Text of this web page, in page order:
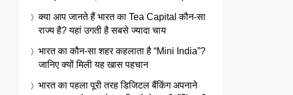
क्या आप जानते हैं भारत का Tea Capital कौन-सा
राज्य है? यहां उगती है सबसे ज्यादा चाय
भारत का कौन-सा शहर कहलाता है “Mini India”?
जानिए क्यों मिली यह खास पहचान
भारत का पहला पूरी तरह डिजिटल बैंकिंग अपनाने